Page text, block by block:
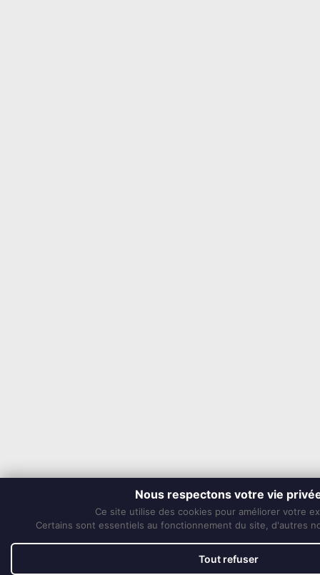
Nous respectons votre vie
Ce site utilise des cookies pour améliorer votre
Certains sont essentiels au fonctionnement du site, d'autres
Tout refuser